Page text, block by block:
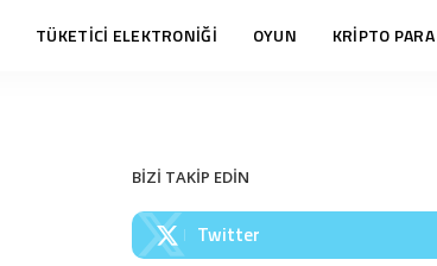
TÜKETİCİ ELEKTRONİĞİ OYUN KRİPTO PARA
BİZİ TAKİP EDİN
Twitter